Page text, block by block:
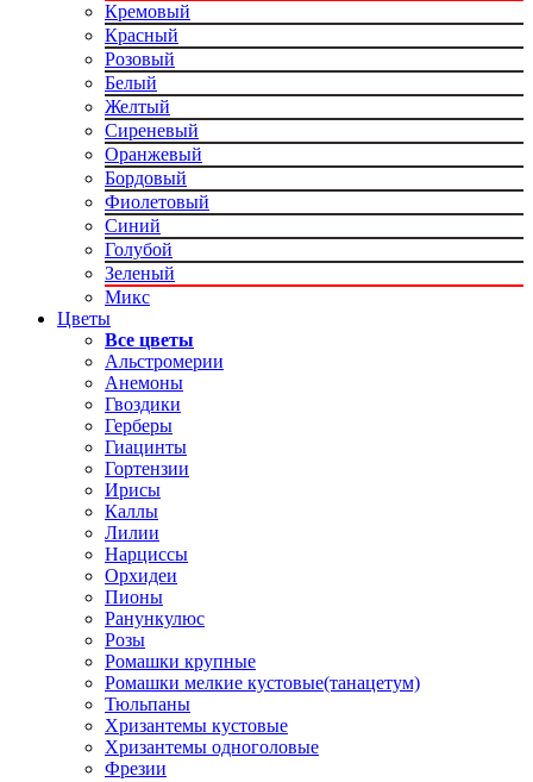
Кремовый
Красный
Розовый
Белый
Желтый
Сиреневый
Оранжевый
Бордовый
Фиолетовый
Синий
Голубой
Зеленый
Микс
Цветы
Все цветы
Альстромерии
Анемоны
Гвоздики
Герберы
Гиацинты
Гортензии
Ирисы
Каллы
Лилии
Нарциссы
Орхидеи
Пионы
Ранункулюс
Розы
Ромашки крупные
Ромашки мелкие кустовые(танацетум)
Тюльпаны
Хризантемы кустовые
Хризантемы одноголовые
Фрезии